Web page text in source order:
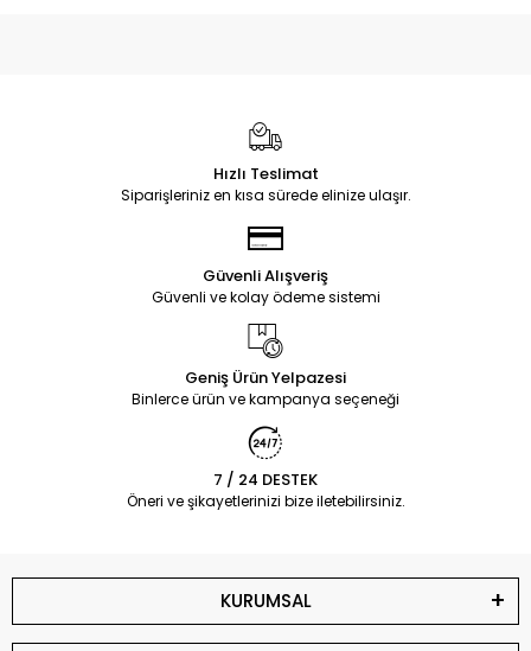
Hızlı Teslimat
Siparişleriniz en kısa sürede elinize ulaşır.
Güvenli Alışveriş
Güvenli ve kolay ödeme sistemi
Geniş Ürün Yelpazesi
Binlerce ürün ve kampanya seçeneği
7 / 24 DESTEK
Öneri ve şikayetlerinizi bize iletebilirsiniz.
KURUMSAL